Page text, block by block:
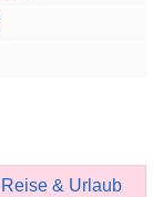
Reise & Urlaub